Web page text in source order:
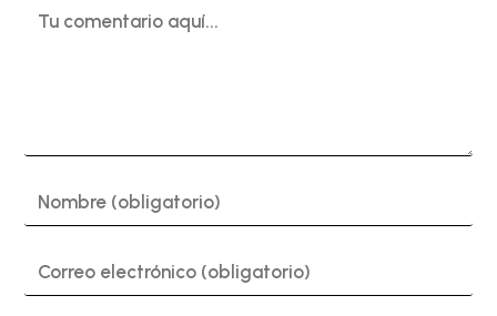
Comentario
nombre
nombre
de
dirección